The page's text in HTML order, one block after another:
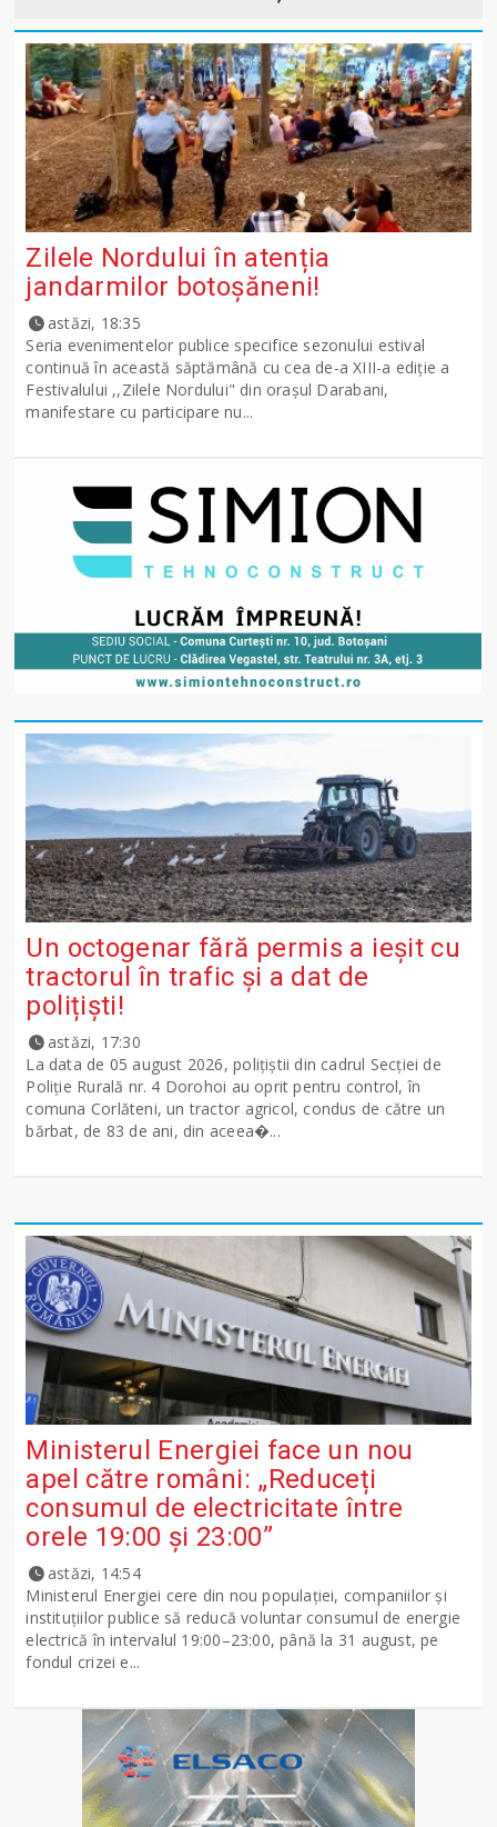
Zilele Nordului în atenția
jandarmilor botoșăneni!
astăzi, 18:35
Seria evenimentelor publice specifice sezonului estival
continuă în această săptămână cu cea de-a XIII-a ediție a
Festivalului ,,Zilele Nordului" din orașul Darabani,
manifestare cu participare nu...
Un octogenar fără permis a ieșit cu
tractorul în trafic și a dat de
polițiști!
astăzi, 17:30
La data de 05 august 2026, polițiștii din cadrul Secției de
Poliție Rurală nr. 4 Dorohoi au oprit pentru control, în
comuna Corlăteni, un tractor agricol, condus de către un
bărbat, de 83 de ani, din aceea�...
Ministerul Energiei face un nou
apel către români: „Reduceți
consumul de electricitate între
orele 19:00 și 23:00”
astăzi, 14:54
Ministerul Energiei cere din nou populației, companiilor și
instituțiilor publice să reducă voluntar consumul de energie
electrică în intervalul 19:00–23:00, până la 31 august, pe
fondul crizei e...